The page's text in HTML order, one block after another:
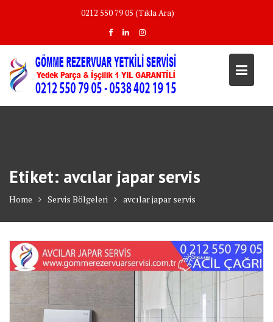
0212 550 79 05 (Tıkla Ara)
Etiket: avcılar japar servis
Home Servis Bölgeleri avcılar japar servis